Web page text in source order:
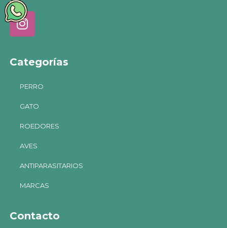
Categorías
PERRO
GATO
ROEDORES
AVES
ANTIPARASITARIOS
MARCAS
Contacto